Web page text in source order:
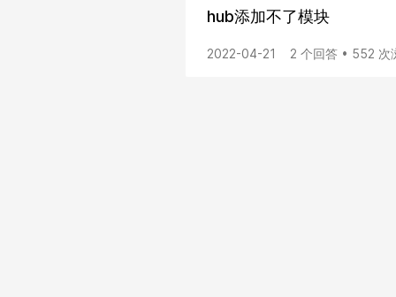
hub添加不了模块
2022-04-21 2 个回答 • 552 次